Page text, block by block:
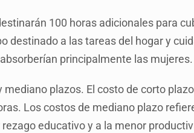
100 horas adicionales para
destinado a las tareas del hogar y
principalmente las mujeres.
plazos. El costo de corto
Los costos de mediano plazo
educativo y a la menor